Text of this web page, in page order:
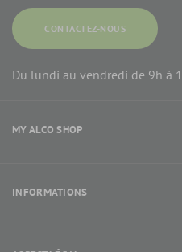
CONTACTEZ-NOUS
Du lundi au vendredi de 9h à
MY ALCO SHOP
INFORMATIONS